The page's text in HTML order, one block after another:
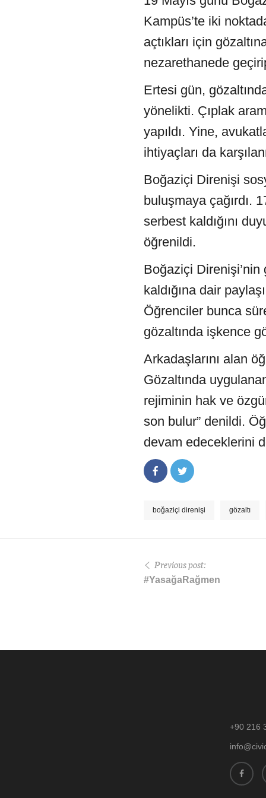
Kampüs’te iki
açtıkları için
nezarethanede
Ertesi gün,
yönelikti. Çıplak
yapıldı. Yine,
ihtiyaçları da
Boğaziçi Direnişi
buluşmaya çağırdı.
serbest kaldığını
öğrenildi.
Boğaziçi Direnişi’nin
kaldığına dair
Öğrenciler bunca
gözaltında işkence
Arkadaşlarını alan
Gözaltında
rejiminin hak ve
son bulur” denildi.
devam edeceklerini
boğaziçi direnişi gözaltı
Previous post:
#YasağaRağmen
+90 216